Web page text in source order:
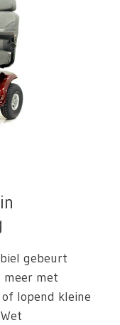
gebeurt
meer met
lopend kleine